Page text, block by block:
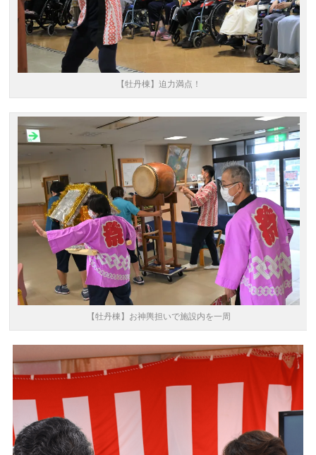
【牡丹棟】迫力満点！
【牡丹棟】お神輿担いで施設内を一周